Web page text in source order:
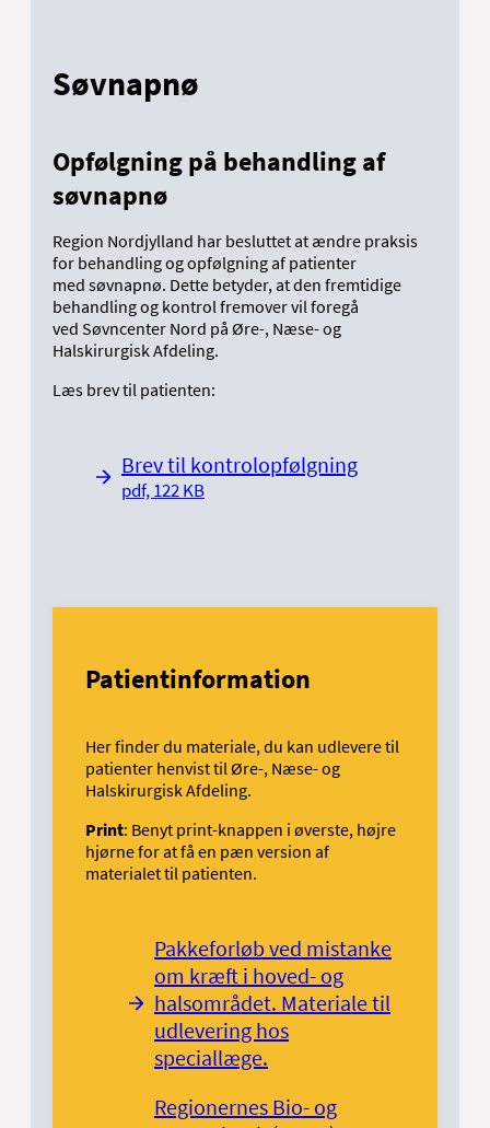
Søvnapnø
Opfølgning på behandling af
søvnapnø
Region Nordjylland har besluttet at ændre praksis
for behandling og opfølgning af patienter
med søvnapnø. Dette betyder, at den fremtidige
behandling og kontrol fremover vil foregå
ved Søvncenter Nord på Øre-, Næse- og
Halskirurgisk Afdeling.
Læs brev til patienten:
Brev til kontrolopfølgning
pdf, 122 KB
Patientinformation
Her finder du materiale, du kan udlevere til
patienter henvist til Øre-, Næse- og
Halskirurgisk Afdeling.
Print: Benyt print-knappen i øverste, højre
hjørne for at få en pæn version af
materialet til patienten.
Pakkeforløb ved mistanke
om kræft i hoved- og
halsområdet. Materiale til
udlevering hos
speciallæge.
Regionernes Bio- og